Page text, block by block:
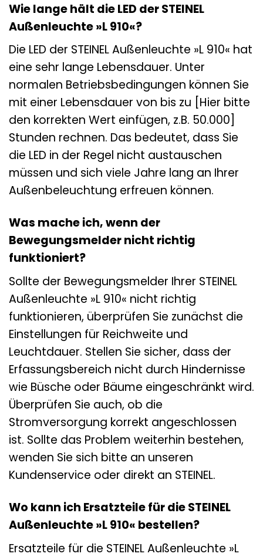
Wie lange hält die LED der STEINEL
Außenleuchte »L 910«?
Die LED der STEINEL Außenleuchte »L 910« hat
eine sehr lange Lebensdauer. Unter
normalen Betriebsbedingungen können Sie
mit einer Lebensdauer von bis zu [Hier bitte
den korrekten Wert einfügen, z.B. 50.000]
Stunden rechnen. Das bedeutet, dass Sie
die LED in der Regel nicht austauschen
müssen und sich viele Jahre lang an Ihrer
Außenbeleuchtung erfreuen können.
Was mache ich, wenn der
Bewegungsmelder nicht richtig
funktioniert?
Sollte der Bewegungsmelder Ihrer STEINEL
Außenleuchte »L 910« nicht richtig
funktionieren, überprüfen Sie zunächst die
Einstellungen für Reichweite und
Leuchtdauer. Stellen Sie sicher, dass der
Erfassungsbereich nicht durch Hindernisse
wie Büsche oder Bäume eingeschränkt wird.
Überprüfen Sie auch, ob die
Stromversorgung korrekt angeschlossen
ist. Sollte das Problem weiterhin bestehen,
wenden Sie sich bitte an unseren
Kundenservice oder direkt an STEINEL.
Wo kann ich Ersatzteile für die STEINEL
Außenleuchte »L 910« bestellen?
Ersatzteile für die STEINEL Außenleuchte »L